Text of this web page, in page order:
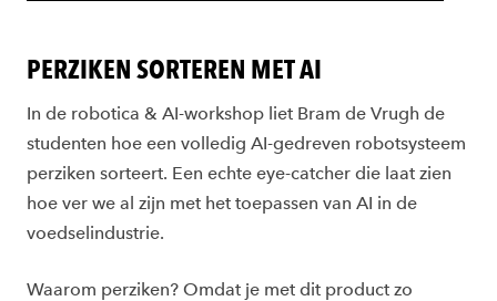
PERZIKEN SORTEREN MET AI
In de robotica & AI-workshop liet Bram de Vrugh de
studenten hoe een volledig AI-gedreven robotsysteem
perziken sorteert. Een echte eye-catcher die laat zien
hoe ver we al zijn met het toepassen van AI in de
voedselindustrie.
Waarom perziken? Omdat je met dit product zo